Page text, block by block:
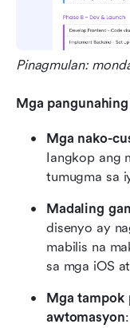
Pinagmulan:
Mga
Mga nako-
Iangkop ang
tumugma sa
Madaling
disenyo ay
mabilis na
sa mga iOS
Mga tampok
awtomasyon